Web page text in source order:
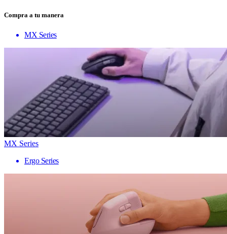
Compra a tu manera
MX Series
MX Series
Ergo Series